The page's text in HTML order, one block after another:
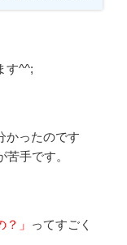
す^^;
かったのです
手です。
」
ってすごく